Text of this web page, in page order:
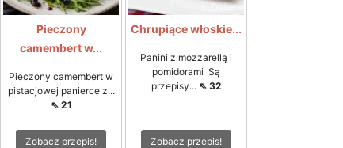
Pieczony
camembert w...
Pieczony camembert w
pistacjowej panierce z...
⇖ 21
Zobacz przepis!
Chrupiące włoskie...
Panini z mozzarellą i
pomidorami Są
przepisy... ⇖ 32
Zobacz przepis!